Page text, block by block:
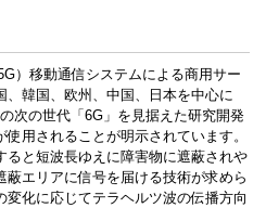
）移動通信システムによる商用サー
、韓国、欧州、中国、日本を中心に
次の世代「6G」を見据えた研究開発
用されることが明示されています。
ると短波長ゆえに障害物に遮蔽されや
エリアに信号を届ける技術が求めら
化に応じてテラヘルツ波の伝播方向